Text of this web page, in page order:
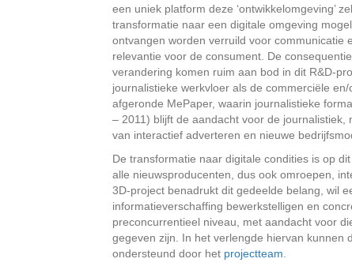
een uniek platform deze ‘ontwikkelomgeving’
transformatie naar een digitale omgeving
ontvangen worden verruild voor communicatie
relevantie voor de consument. De
verandering komen ruim aan bod in dit R&D-
journalistieke werkvloer als de commerciële
afgeronde MePaper, waarin journalistieke
– 2011) blijft de aandacht voor de
van interactief adverteren en nieuwe
De transformatie naar digitale condities is op
alle nieuwsproducenten, dus ook omroepen,
3D-project benadrukt dit gedeelde belang, wil
informatieverschaffing bewerkstelligen en
preconcurrentieel niveau, met aandacht voor
gegeven zijn. In het verlengde hiervan kunnen
ondersteund door het projectteam